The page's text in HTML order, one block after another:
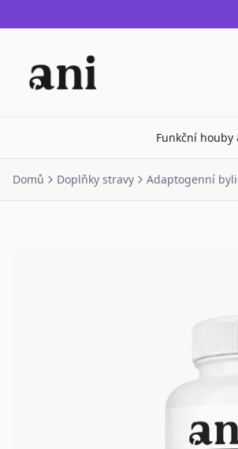
Funkční
Domů Doplňky stravy Adaptogenní